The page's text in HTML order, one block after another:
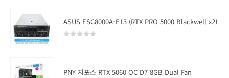
ASUS ESC8000A-E13 (RTX PRO 5000 Blackwell x2)
PNY 지포스 RTX 5060 OC D7 8GB Dual Fan